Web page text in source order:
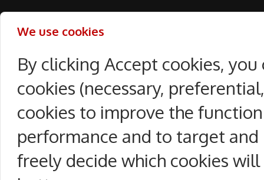
We use cookies
By clicking Accept cookies,
cookies (necessary,
cookies to improve the
performance and to target and
freely decide which cookies